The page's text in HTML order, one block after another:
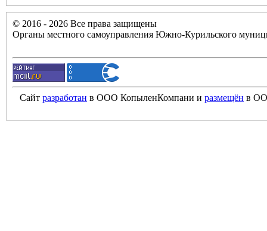
© 2016 - 2026 Все права защищены
Органы местного самоуправления Южно-Курильского
Сайт разработан в ООО КопыленКомпани и размещён в